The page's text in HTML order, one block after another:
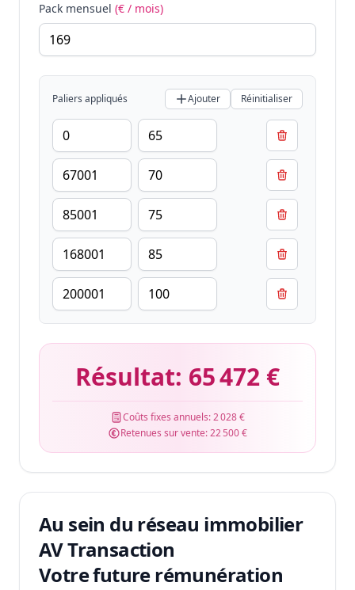
Pack mensuel (€ / mois)
Paliers appliqués Ajouter Réinitialiser
Résultat: 65 472 €
Coûts fixes annuels:2 028 €
Retenues sur vente:22 500 €
Au sein du réseau immobilier
AV Transaction
Votre future rémunération